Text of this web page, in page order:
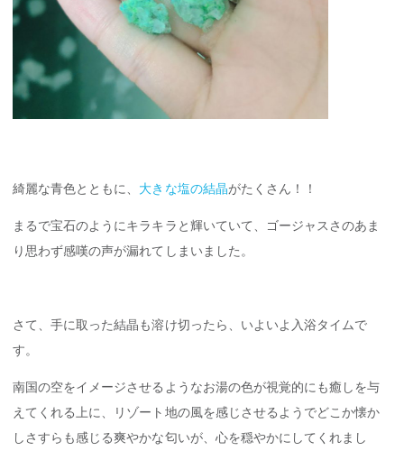
綺麗な青色とともに、 大きな塩の結晶がたくさん！！
まるで宝石のようにキラキラと輝いていて、ゴージャスさのあま
り思わず感嘆の声が漏れてしまいました。
さて、手に取った結晶も溶け切ったら、いよいよ入浴タイムで
す。
南国の空をイメージさせるようなお湯の色が視覚的にも癒しを与
えてくれる上に、リゾート地の風を感じさせるようでどこか懐か
しさすらも感じる爽やかな匂いが、心を穏やかにしてくれまし